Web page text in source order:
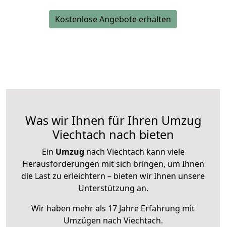
Kostenlose Angebote erhalten
Was wir Ihnen für Ihren Umzug
Viechtach nach bieten
Ein Umzug nach Viechtach kann viele
Herausforderungen mit sich bringen, um Ihnen
die Last zu erleichtern – bieten wir Ihnen unsere
Unterstützung an.
Wir haben mehr als 17 Jahre Erfahrung mit
Umzügen nach Viechtach.